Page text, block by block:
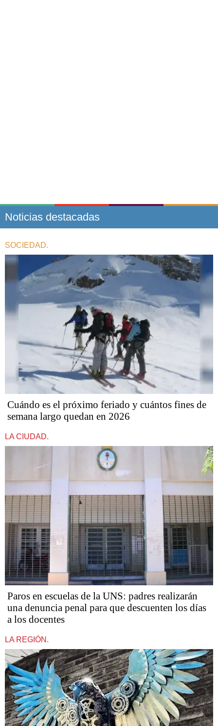
Noticias destacadas
SOCIEDAD.
Cuándo es el próximo feriado y cuántos fines de
semana largo quedan en 2026
LA CIUDAD.
Paros en escuelas de la UNS: padres realizarán
una denuncia penal para que descuenten los días
a los docentes
LA REGIÓN.